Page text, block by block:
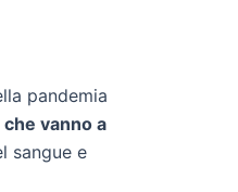
pandemia
vanno a
sangue e